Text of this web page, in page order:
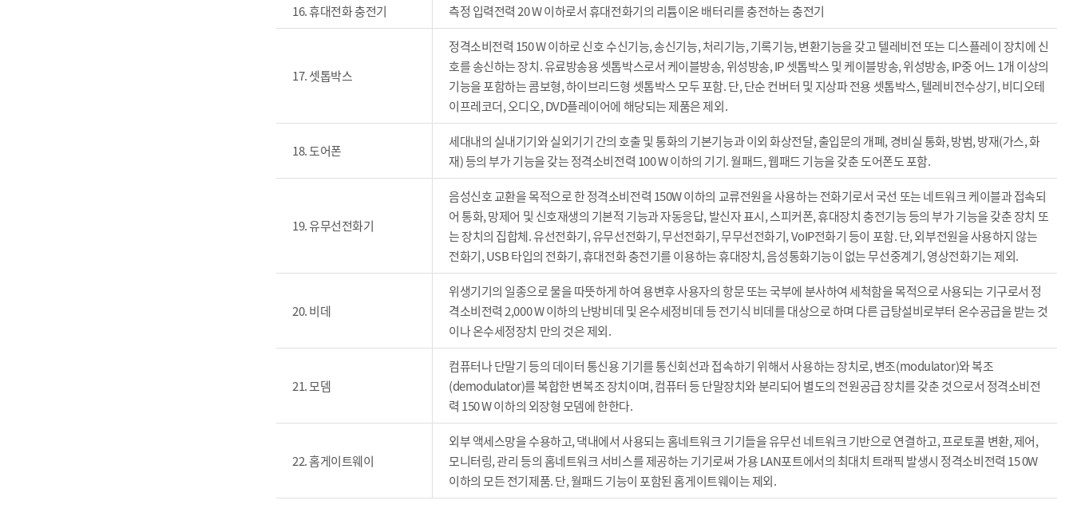
16. 휴대전화 충전기
측정 입력전력 20 W 이하로서 휴대전화기의 리튬이온 배터리를 충전하는 충전기
17. 셋톱박스
정격소비전력 150 W 이하로 신호 수신기능, 송신기능, 처리기능, 기록기능, 변환기능을 갖고 텔레비전 또는 디스플레이 장치에 신
호를 송신하는 장치. 유료방송용 셋톱박스로서 케이블방송, 위성방송, IP 셋톱박스 및 케이블방송, 위성방송, IP중 어느 1개 이상의
기능을 포함하는 콤보형, 하이브리드형 셋톱박스 모두 포함. 단, 단순 컨버터 및 지상파 전용 셋톱박스, 텔레비전수상기, 비디오테
이프레코더, 오디오, DVD플레이어에 해당되는 제품은 제외.
18. 도어폰
세대내의 실내기기와 실외기기 간의 호출 및 통화의 기본기능과 이외 화상전달, 출입문의 개폐, 경비실 통화, 방범, 방재(가스, 화
재) 등의 부가 기능을 갖는 정격소비전력 100 W 이하의 기기. 월패드, 웹패드 기능을 갖춘 도어폰도 포함.
19. 유무선전화기
음성신호 교환을 목적으로 한 정격소비전력 150W 이하의 교류전원을 사용하는 전화기로서 국선 또는 네트워크 케이블과 접속되
어 통화, 망제어 및 신호재생의 기본적 기능과 자동응답, 발신자 표시, 스피커폰, 휴대장치 충전기능 등의 부가 기능을 갖춘 장치 또
는 장치의 집합체. 유선전화기, 유무선전화기, 무선전화기, 무무선전화기, VoIP전화기 등이 포함. 단, 외부전원을 사용하지 않는
전화기, USB 타입의 전화기, 휴대전화 충전기를 이용하는 휴대장치, 음성통화기능이 없는 무선중계기, 영상전화기는 제외.
20. 비데
위생기기의 일종으로 물을 따뜻하게 하여 용변후 사용자의 항문 또는 국부에 분사하여 세척함을 목적으로 사용되는 기구로서 정
격소비전력 2,000 W 이하의 난방비데 및 온수세정비데 등 전기식 비데를 대상으로 하며 다른 급탕설비로부터 온수공급을 받는 것
이나 온수세정장치 만의 것은 제외.
21. 모뎀
컴퓨터나 단말기 등의 데이터 통신용 기기를 통신회선과 접속하기 위해서 사용하는 장치로, 변조(modulator)와 복조
(demodulator)를 복합한 변복조 장치이며, 컴퓨터 등 단말장치와 분리되어 별도의 전원공급 장치를 갖춘 것으로서 정격소비전
력 150 W 이하의 외장형 모뎀에 한한다.
22. 홈게이트웨이
외부 액세스망을 수용하고, 댁내에서 사용되는 홈네트워크 기기들을 유무선 네트워크 기반으로 연결하고, 프로토콜 변환, 제어,
모니터링, 관리 등의 홈네트워크 서비스를 제공하는 기기로써 가용 LAN포트에서의 최대치 트래픽 발생시 정격소비전력 15 0W
이하의 모든 전기제품. 단, 월패드 기능이 포함된 홈게이트웨이는 제외.